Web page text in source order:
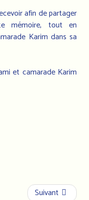
afin de partager
mémoire, tout en
Karim dans sa
et camarade Karim
Suivant